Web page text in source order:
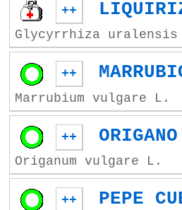
++
Glycyrrhiza uralensis
++
Marrubium vulgare L.
++
Origanum vulgare L.
++ PEPE